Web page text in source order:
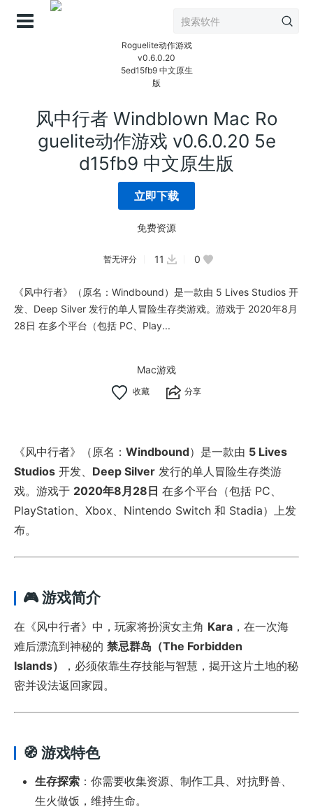
风中行者 Windblown Mac Ro
guelite动作游戏 v0.6.0.20 5e
d15fb9 中文原生版
立即下载
免费资源
暂无评分 11 0
《风中行者》（原名：Windbound）是一款由 5 Lives Studios 开
发、Deep Silver 发行的单人冒险生存类游戏。游戏于 2020年8月
28日 在多个平台（包括 PC、Play...
Mac游戏
分享
《风中行者》（原名： Windbound）是一款由 5 Lives
Studios 开发、 Deep Silver 发行的单人冒险生存类游
戏。游戏于 2020年8月28日 在多个平台（包括 PC、
PlayStation、Xbox、Nintendo Switch 和 Stadia）上发
布。
🎮 游戏简介
在《风中行者》中，玩家将扮演女主角 Kara ，在一次海
难后漂流到神秘的 禁忌群岛（The Forbidden
Islands）
，必须依靠生存技能与智慧，揭开这片土地的秘
密并设法返回家园。
🧭 游戏特色
生存探索 ：你需要收集资源、制作工具、对抗野兽、
生火做饭，维持生命。